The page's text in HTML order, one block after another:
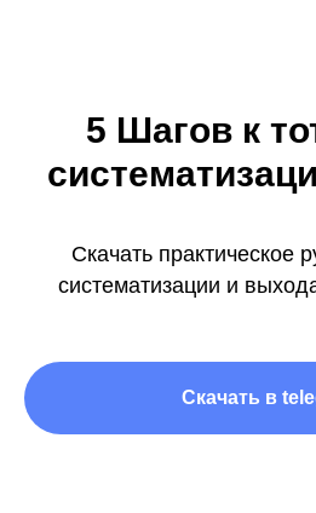
5 Шагов к
Скачать практическое
систематизации и
Скачать в